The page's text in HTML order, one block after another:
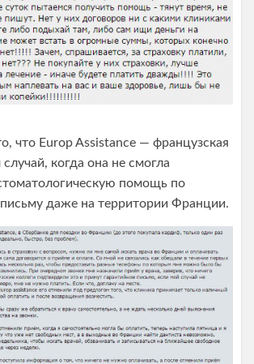
что Europ Assistance — французская
когда она не смогла
помощь по
даже на территории Франции.